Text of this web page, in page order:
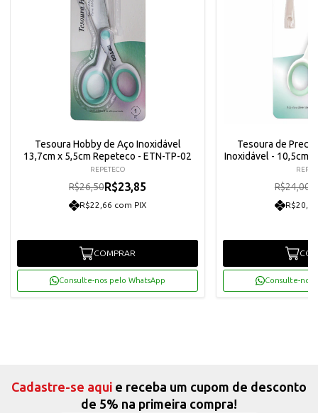
Tesoura Hobby de Aço Inoxidável
13,7cm x 5,5cm Repeteco - ETN-TP-02
REPETECO
R$26,50R$23,85
R$22,66 com PIX
COMPRAR
Consulte-nos pelo WhatsApp
Tesoura de
Inoxidável - 10,5cm
R$24,00
Consulte-nos
Cadastre-se aqui e receba um cupom de desconto
de 5% na primeira compra!